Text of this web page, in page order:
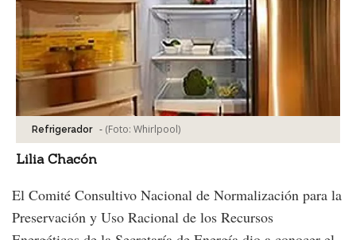
Refrigerador - (Foto: Whirlpool)
Lilia Chacón
El Comité Consultivo Nacional de Normalización para la
Preservación y Uso Racional de los Recursos